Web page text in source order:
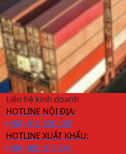
Liên hệ kinh doanh
HOTLINE NỘI ĐỊA:
(+84) 913 320 365
HOTLINE XUẤT KHẨU:
(+84) 909 917 141